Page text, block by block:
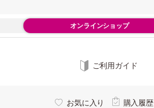
オンラインショップ
ご利用ガイド
お気に入り 購入履歴